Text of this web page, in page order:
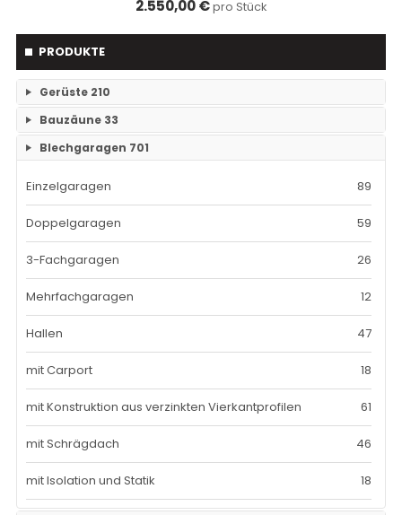
PRODUKTE
Gerüste 210
RAM- 1 Gerüst Breite 73 109
Bauzäune 33
Einzelteile Bauzäune 7
Bauzäune SET 26
Blechgaragen 701
Einzelgaragen 89
Doppelgaragen 59
3-Fachgaragen 26
Mehrfachgaragen 12
Hallen 47
mit Carport 18
mit Konstruktion aus verzinkten Vierkantprofilen 61
mit Schrägdach 46
mit Isolation und Statik 18
2.550,00 €pro Stück